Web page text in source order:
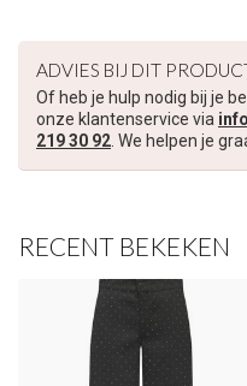
ADVIES BIJ DIT
Of heb je hulp nodig bij je
onze klantenservice via
219 30 92. We helpen je
RECENT BEKEKEN
over onze nieuwe
Je korting is geldig bij een